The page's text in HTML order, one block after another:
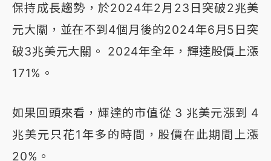
保持成長趨勢，於2024年2月23日突破2兆美
元大關，並在不到4個月後的2024年6月5日突
破3兆美元大關。 2024年全年，輝達股價上漲
171%。
如果回頭來看，輝達的市值從 3 兆美元漲到 4
兆美元只花1年多的時間，股價在此期間上漲
20%。